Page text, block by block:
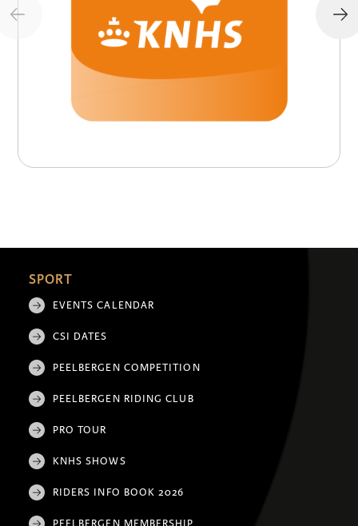
SPORT
EVENTS CALENDAR
CSI DATES
PEELBERGEN COMPETITION
PEELBERGEN RIDING CLUB
PRO TOUR
KNHS SHOWS
RIDERS INFO BOOK 2026
PEELBERGEN MEMBERSHIP